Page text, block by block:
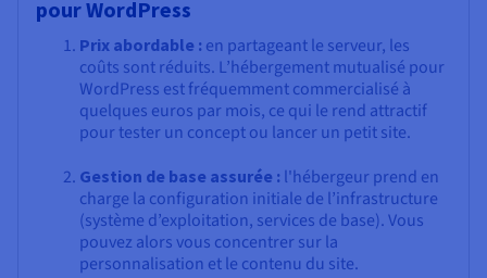
pour WordPress
Prix abordable : en partageant le serveur, les
coûts sont réduits. L’hébergement mutualisé pour
WordPress est fréquemment commercialisé à
quelques euros par mois, ce qui le rend attractif
pour tester un concept ou lancer un petit site.
Gestion de base assurée : l'hébergeur prend en
charge la configuration initiale de l’infrastructure
(système d’exploitation, services de base). Vous
pouvez alors vous concentrer sur la
personnalisation et le contenu du site.